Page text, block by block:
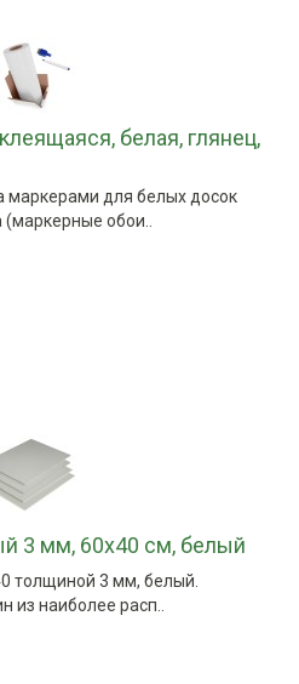
белая, глянец,
маркерами для белых досок
обои..
3 мм, 60х40 см, белый
толщиной 3 мм, белый.
из наиболее расп..